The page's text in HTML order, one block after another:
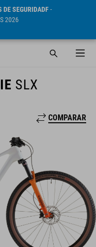
DE SEGURIDADF-
2026
SLX
COMPARAR